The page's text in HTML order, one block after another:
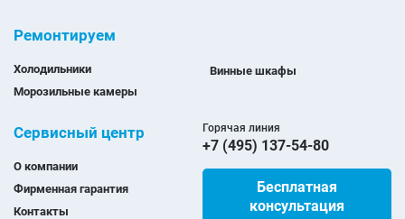
Ремонтируем
Холодильники
Морозильные камеры
Винные шкафы
Сервисный центр
О компании
Фирменная гарантия
Контакты
Горячая линия
+7 (495) 137-54-80
Бесплатная
консультация